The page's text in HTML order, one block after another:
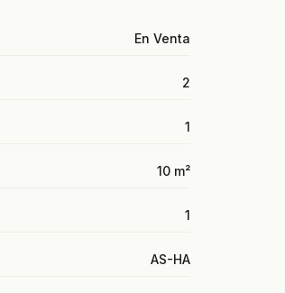
En Venta
2
1
10 m²
1
AS-HA